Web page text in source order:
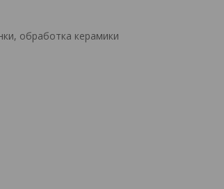
обработка керамики